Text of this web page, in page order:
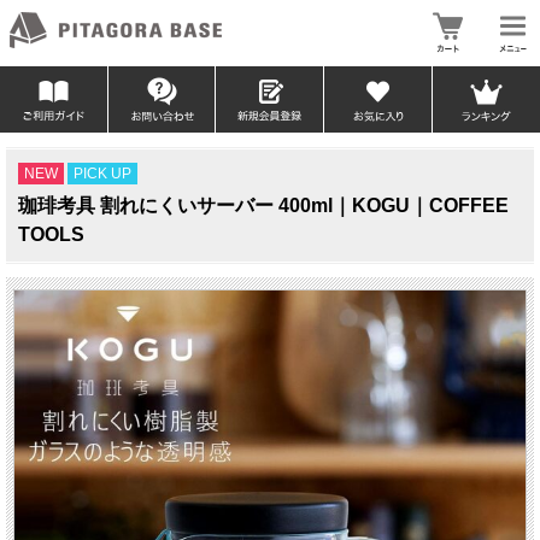
NEW PICK UP
珈琲考具 割れにくいサーバー 400ml｜KOGU｜COFFEE
TOOLS